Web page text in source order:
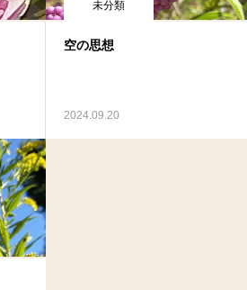
未分類
空の思想
2024.09.20